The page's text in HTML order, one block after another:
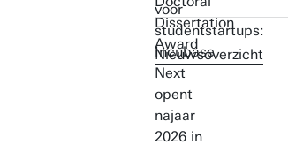
Nieuwsoverzicht